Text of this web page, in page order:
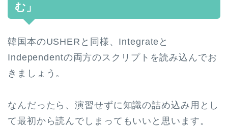
む」
韓国本のUSHERと同様、Integrateと
Independentの両方のスクリプトを読み込んでお
きましょう。
なんだったら、演習せずに知識の詰め込み用とし
て最初から読んでしまってもいいと思います。